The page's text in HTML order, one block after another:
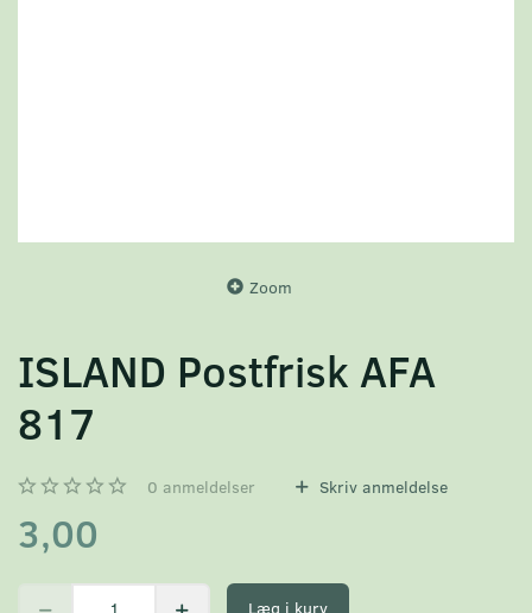
Zoom
ISLAND Postfrisk AFA
817
0 anmeldelser Skriv anmeldelse
3,00
Læg i kurv